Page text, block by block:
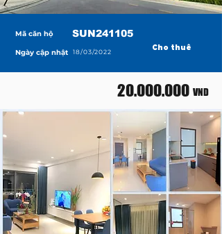
Mã căn hộ
Ngày cập nhật
SUN241105
18/03/2022 Cho thuê
VND
20.000.000